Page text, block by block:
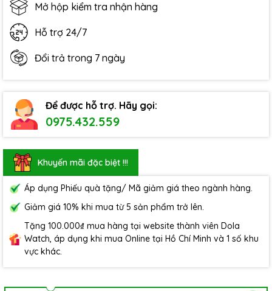
Mở hộp kiểm tra nhận hàng
Hỗ trợ 24/7
Đổi trả trong 7 ngày
Để được hỗ trợ. Hãy gọi:
0975.432.559
Khuyến mãi đặc biệt !!!
Áp dụng Phiếu quà tặng/ Mã giảm giá theo ngành hàng.
Giảm giá 10% khi mua từ 5 sản phẩm trở lên.
Tặng 100.000₫ mua hàng tại website thành viên Dola
Watch, áp dụng khi mua Online tại Hồ Chí Minh và 1 số khu
vực khác.